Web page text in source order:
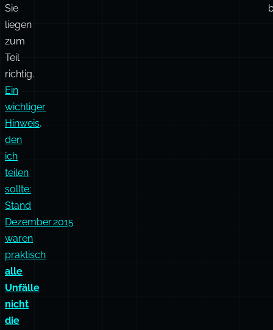
Sie
liegen
zum
Teil
richtig.
Ein
wichtiger
Hinweis,
den
ich
teilen
sollte:
Stand
Dezember 2015
waren
praktisch
alle
Unfälle
nicht
die